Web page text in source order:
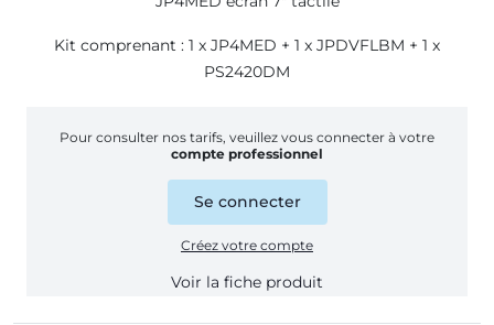
Kit comprenant : 1 x JP4MED + 1 x JPDVFLBM + 1 x
PS2420DM
Pour consulter nos tarifs, veuillez vous connecter à votre
compte professionnel
Se connecter
Créez votre compte
Voir la fiche produit